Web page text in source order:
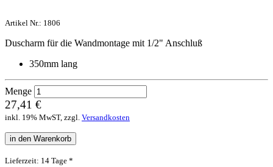
Artikel Nr.: 1806
Duscharm für die Wandmontage mit 1/2" Anschluß
350mm lang
Menge
27,41 €
inkl. 19% MwST, zzgl. Versandkosten
in den Warenkorb
Lieferzeit: 14 Tage *